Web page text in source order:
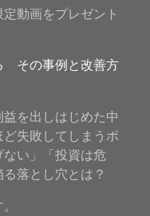
動画をプレゼント
その事例と改善方
を出しはじめた中
失敗してしまうポ
い」「投資は危
落とし穴とは？